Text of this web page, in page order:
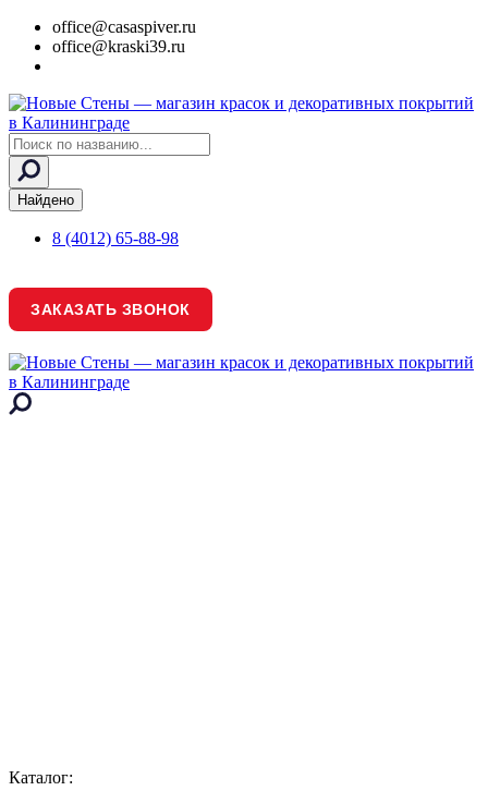
office@casaspiver.ru
office@kraski39.ru
Search
...
Найдено
8 (4012) 65-88-98
ЗАКАЗАТЬ ЗВОНОК
Каталог: